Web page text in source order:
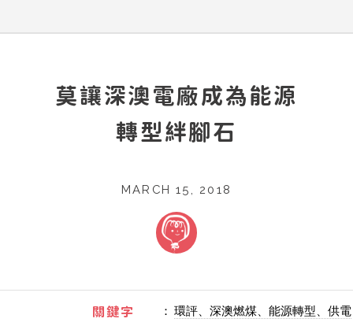
莫讓深澳電廠成為能源
轉型絆腳石
MARCH 15, 2018
關鍵字 ： 環評、深澳燃煤、能源轉型、供電